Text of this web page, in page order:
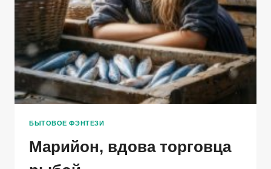
БЫТОВОЕ ФЭНТЕЗИ
Марийон, вдова торговца